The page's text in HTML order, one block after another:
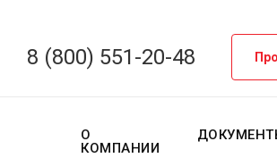
8 (800) 551-20-48
О
КОМПАНИИ